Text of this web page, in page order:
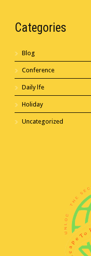
Categories
Blog
Conference
Daily lfe
Holiday
Uncategorized